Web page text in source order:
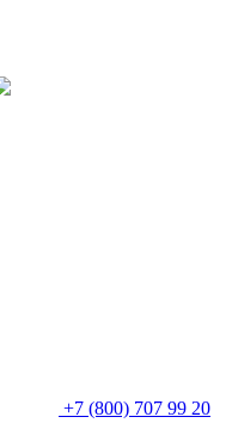
+7 (800) 707 99 20